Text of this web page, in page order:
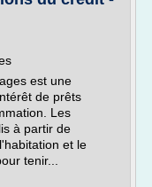
est une
de prêts
Les
à partir de
et le
tenir...